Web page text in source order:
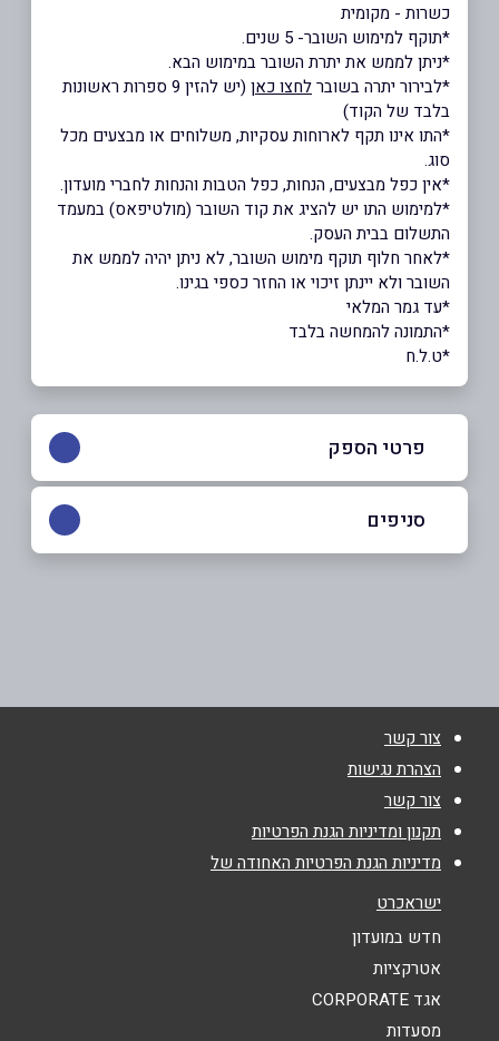
כשרות - מקומית
*תוקף למימוש השובר- 5 שנים.
*ניתן לממש את יתרת השובר במימוש הבא.
*לבירור יתרה בשוברלחצו כאן
(יש להזין 9 ספרות ראשונות
בלבד של הקוד)
*התו אינו תקף לארוחות עסקיות, משלוחים או מבצעים מכל
סוג.
*אין כפל מבצעים, הנחות, כפל הטבות והנחות לחברי מועדון.
*למימוש התו יש להציג את קוד השובר (מולטיפאס) במעמד
התשלום בבית העסק.
*לאחר חלוף תוקף מימוש השובר, לא ניתן יהיה לממש את
השובר ולא יינתן זיכוי או החזר כספי בגינו.
*עד גמר המלאי
*התמונה להמחשה בלבד
*ט.ל.ח
פרטי הספק
באתר
טלפון*
אנא חזרו אלי בקשר ל...
הודעה
סניפים
צור קשר
הצהרת נגישות
צור קשר
תקנון ומדיניות הגנת הפרטיות
מדיניות הגנת הפרטיות האחודה של
ישראכרט
חדש במועדון
אטרקציות
אגד CORPORATE
מסעדות